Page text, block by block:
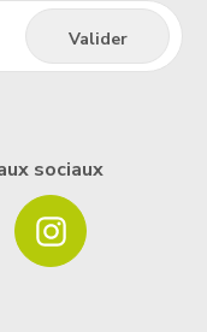
sociaux